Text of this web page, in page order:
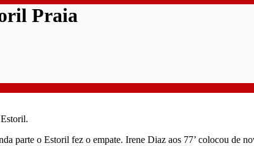
Praia
parte o Estoril fez o empate. Irene Diaz aos 77’ colocou de